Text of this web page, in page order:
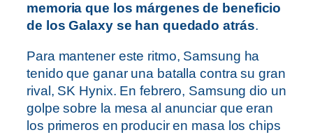
memoria que los márgenes de beneficio
de los Galaxy se han quedado atrás.
Para mantener este ritmo, Samsung ha
tenido que ganar una batalla contra su gran
rival, SK Hynix. En febrero, Samsung dio un
golpe sobre la mesa al anunciar que eran
los primeros en producir en masa los chips